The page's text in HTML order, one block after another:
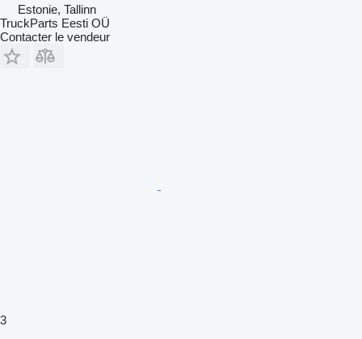
Estonie, Tallinn
TruckParts Eesti OÜ
Contacter le vendeur
3